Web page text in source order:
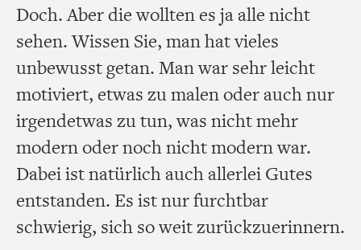
Doch. Aber die wollten es ja alle nicht
sehen. Wissen Sie, man hat vieles
unbewusst getan. Man war sehr leicht
motiviert, etwas zu malen oder auch nur
irgendetwas zu tun, was nicht mehr
modern oder noch nicht modern war.
Dabei ist natürlich auch allerlei Gutes
entstanden. Es ist nur furchtbar
schwierig, sich so weit zurückzuerinnern.